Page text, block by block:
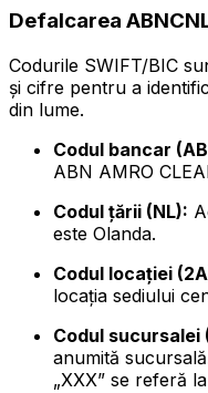
Defalcarea
Codurile SWIFT/BIC
și cifre pentru a
din lume.
Codul bancar
ABN AMRO
Codul țării (NL):
este Olanda.
Codul locației
locația sediului
Codul sucursalei
anumită
„XXX” se referă